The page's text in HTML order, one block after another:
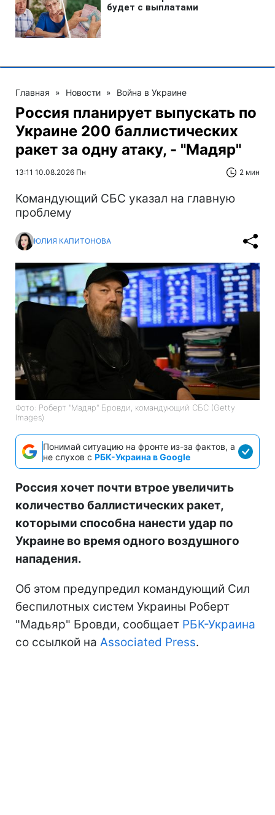
Главная » Новости » Война в Украине
Россия планирует выпускать по
Украине 200 баллистических
ракет за одну атаку, - "Мадяр"
13:11 10.08.2026 Пн 2 мин
Командующий СБС указал на главную
проблему
ЮЛИЯ КАПИТОНОВА
Фото: Роберт "Мадяр" Бровди, командующий СБС (Getty
Images)
Понимай ситуацию на фронте из-за фактов, а
не слухов с РБК-Украина в Google
Россия хочет почти втрое увеличить
количество баллистических ракет,
которыми способна нанести удар по
Украине во время одного воздушного
нападения.
Об этом предупредил командующий Сил
беспилотных систем Украины Роберт
"Мадьяр" Бровди, сообщает РБК-Украина
со ссылкой на Associated Press.